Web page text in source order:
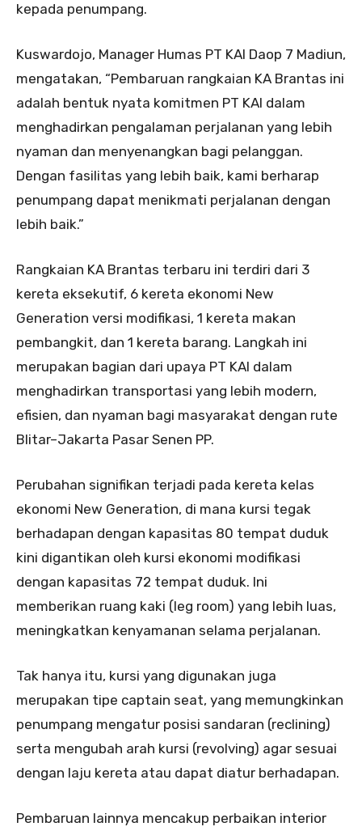
kepada penumpang.
Kuswardojo, Manager Humas PT KAI Daop 7 Madiun,
mengatakan, “Pembaruan rangkaian KA Brantas ini
adalah bentuk nyata komitmen PT KAI dalam
menghadirkan pengalaman perjalanan yang lebih
nyaman dan menyenangkan bagi pelanggan.
Dengan fasilitas yang lebih baik, kami berharap
penumpang dapat menikmati perjalanan dengan
lebih baik.”
Rangkaian KA Brantas terbaru ini terdiri dari 3
kereta eksekutif, 6 kereta ekonomi New
Generation versi modifikasi, 1 kereta makan
pembangkit, dan 1 kereta barang. Langkah ini
merupakan bagian dari upaya PT KAI dalam
menghadirkan transportasi yang lebih modern,
efisien, dan nyaman bagi masyarakat dengan rute
Blitar–Jakarta Pasar Senen PP.
Perubahan signifikan terjadi pada kereta kelas
ekonomi New Generation, di mana kursi tegak
berhadapan dengan kapasitas 80 tempat duduk
kini digantikan oleh kursi ekonomi modifikasi
dengan kapasitas 72 tempat duduk. Ini
memberikan ruang kaki (leg room) yang lebih luas,
meningkatkan kenyamanan selama perjalanan.
Tak hanya itu, kursi yang digunakan juga
merupakan tipe captain seat, yang memungkinkan
penumpang mengatur posisi sandaran (reclining)
serta mengubah arah kursi (revolving) agar sesuai
dengan laju kereta atau dapat diatur berhadapan.
Pembaruan lainnya mencakup perbaikan interior